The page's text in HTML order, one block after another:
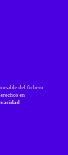
del fichero
en